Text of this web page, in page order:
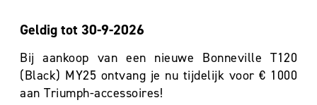
Geldig tot 30-9-2026
Bij aankoop van een nieuwe Bonneville T120
(Black) MY25 ontvang je nu tijdelijk voor € 1000
aan Triumph-accessoires!